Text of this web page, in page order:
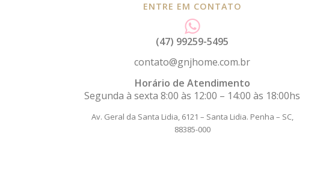
ENTRE EM CONTATO
(47) 99259-5495
contato@gnjhome.com.br
Horário de Atendimento
Segunda à sexta 8:00 às 12:00 – 14:00 às 18:00hs
Av. Geral da Santa Lidia, 6121 – Santa Lidia. Penha – SC,
88385-000